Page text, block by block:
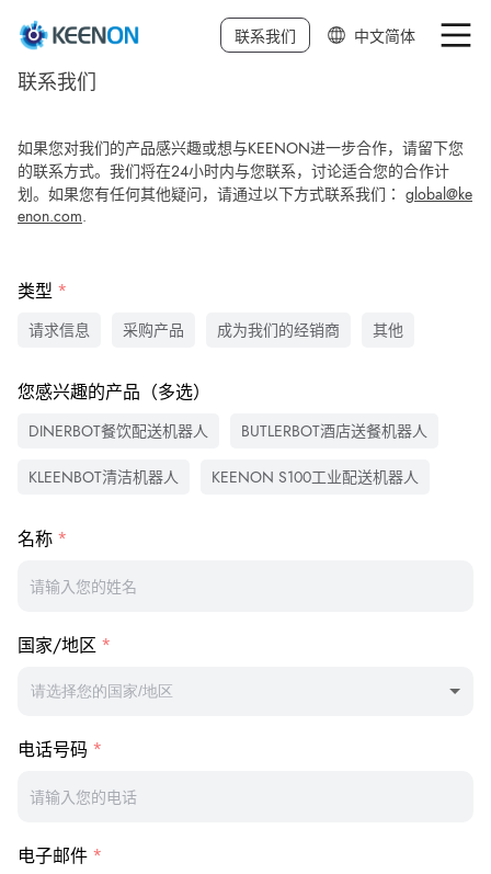
联系我们 中文简体
English
日本語
Français
联系我们
如果您对我们的产品感兴趣或想与KEENON进一步合作，请留下您
的联系方式。我们将在24小时内与您联系，讨论适合您的合作计
划。如果您有任何其他疑问，请通过以下方式联系我们： global@ke
enon.com.
类型
请求信息 采购产品 成为我们的经销商 其他
您感兴趣的产品（多选）
DINERBOT餐饮配送机器人 BUTLERBOT酒店送餐机器人
KLEENBOT清洁机器人 KEENON S100工业配送机器人
名称
国家/地区
请选择您的国家/地区
电话号码
电子邮件